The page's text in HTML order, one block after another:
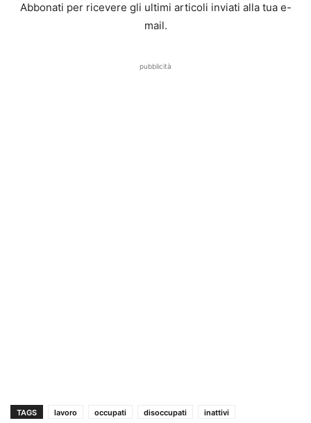
Abbonati per ricevere gli ultimi articoli inviati alla tua e-
mail.
pubblicità
TAGS lavoro occupati disoccupati
inattivi